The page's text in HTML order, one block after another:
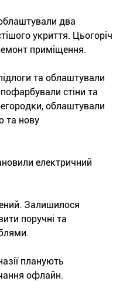
два
укриття. Цьогоріч
приміщення.
та облаштували
стіни та
облаштували
та нову
електричний
Залишилося
поручні та
планують
офлайн.